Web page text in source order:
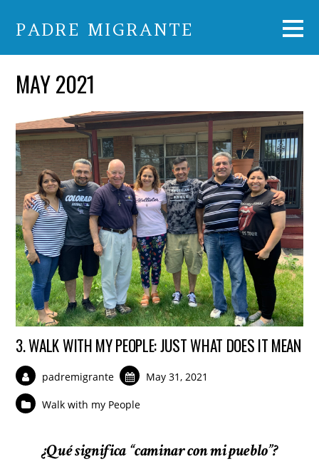
PADRE MIGRANTE
MAY 2021
3. WALK WITH MY PEOPLE: JUST WHAT DOES IT MEAN
padremigrante May 31, 2021
Walk with my People
¿Qué significa “caminar con mi pueblo”?